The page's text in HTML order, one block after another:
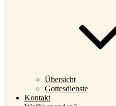
Übersicht
Gottesdienste
Kontakt